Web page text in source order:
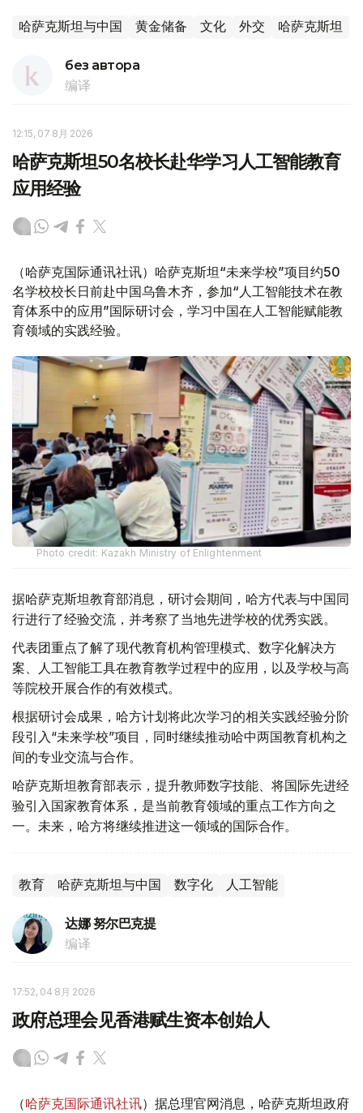
哈萨克斯坦与中国 黄金储备 文化 外交 哈萨克斯坦
без автора
编译
12:15, 07 8月 2026
哈萨克斯坦50名校长赴华学习人工智能教育
应用经验
（哈萨克国际通讯社讯）哈萨克斯坦“未来学校”项目约50
名学校校长日前赴中国乌鲁木齐，参加“人工智能技术在教
育体系中的应用”国际研讨会，学习中国在人工智能赋能教
育领域的实践经验。
Photo credit: Kazakh Ministry of Enlightenment
据哈萨克斯坦教育部消息，研讨会期间，哈方代表与中国同
行进行了经验交流，并考察了当地先进学校的优秀实践。
代表团重点了解了现代教育机构管理模式、数字化解决方
案、人工智能工具在教育教学过程中的应用，以及学校与高
等院校开展合作的有效模式。
根据研讨会成果，哈方计划将此次学习的相关实践经验分阶
段引入“未来学校”项目，同时继续推动哈中两国教育机构之
间的专业交流与合作。
哈萨克斯坦教育部表示，提升教师数字技能、将国际先进经
验引入国家教育体系，是当前教育领域的重点工作方向之
一。未来，哈方将继续推进这一领域的国际合作。
教育 哈萨克斯坦与中国 数字化 人工智能
达娜 努尔巴克提
编译
17:52, 04 8月 2026
政府总理会见香港赋生资本创始人
（哈萨克国际通讯社讯）据总理官网消息，哈萨克斯坦政府